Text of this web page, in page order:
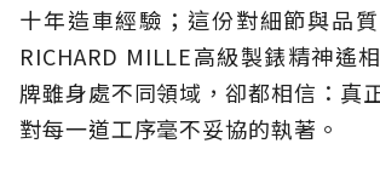
十年造車經驗；這份對細節與品
RICHARD MILLE高級製錶精神遙
牌雖身處不同領域，卻都相信：真
對每一道工序毫不妥協的執著。